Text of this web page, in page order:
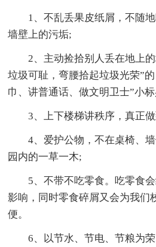
1、不乱丢果皮纸屑，不随
墙壁上的污垢;
2、主动捡拾别人丢在地上
垃圾可耻，弯腰拾起垃圾光荣”
巾、讲普通话、做文明卫士”小
3、上下楼梯讲秩序，真正
4、爱护公物，不在桌椅、
园内的一草一木;
5、不带不吃零食。吃零食
影响，同时零食碎屑又会为我们
便。
6、以节水、节电、节粮为